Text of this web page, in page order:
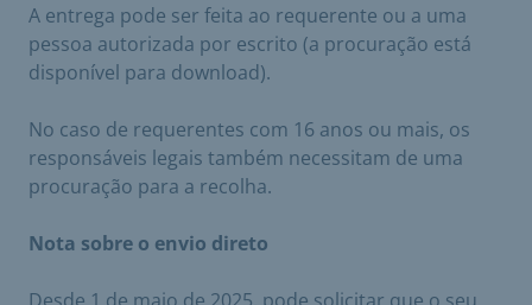
A entrega pode ser feita ao requerente ou a uma
pessoa autorizada por escrito (a procuração está
disponível para download).
No caso de requerentes com 16 anos ou mais, os
responsáveis legais também necessitam de uma
procuração para a recolha.
​Nota sobre o envio direto